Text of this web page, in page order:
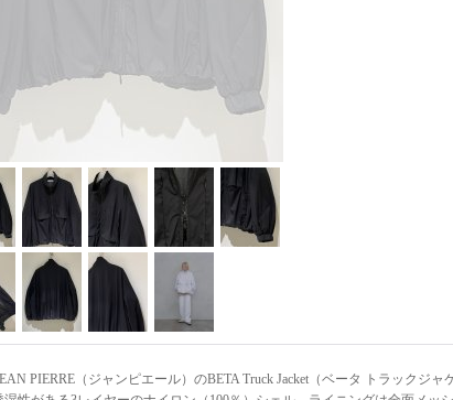
PIERRE（ジャンピエール）のBETA Truck Jacket（ベータ トラックジャ